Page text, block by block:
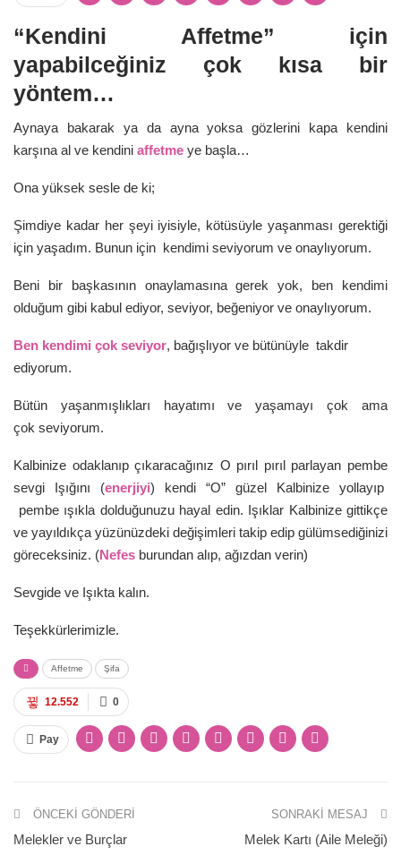
“Kendini Affetme” için
yapabilceğiniz çok kısa bir
yöntem…
Aynaya bakarak ya da ayna yoksa gözlerini kapa kendini
karşına al ve kendini affetme ye başla…
Ona yüksek sesle de ki;
Şimdiye kadar her şeyi iyisiyle, kötüsüyle yaşanması gerektiği
için yaşadım. Bunun için kendimi seviyorum ve onaylıyorum.
Beni bir başkasının onaylamasına gerek yok, ben kendimi
olduğum gibi kabul ediyor, seviyor, beğeniyor ve onaylıyorum.
Ben kendimi çok seviyor, bağışlıyor ve bütünüyle takdir
ediyorum.
Bütün yaşanmışlıkları hayatımı ve yaşamayı çok ama
çok seviyorum.
Kalbinize odaklanıp çıkaracağınız O pırıl pırıl parlayan pembe
sevgi Işığını (enerjiyi) kendi “O” güzel Kalbinize yollayıp
pembe ışıkla dolduğunuzu hayal edin. Işıklar Kalbinize gittikçe
ve yayıldıkça yüzünüzdeki değişimleri takip edip gülümsediğinizi
göreceksiniz. (Nefes burundan alıp, ağızdan verin)
Sevgide ve Işıkta kalın.
Teşekkürlerimizle.
Affetme Şifa
0
12.552
Pay
ÖNCEKI GÖNDERI
Melekler ve Burçlar
SONRAKI MESAJ
Melek Kartı (Aile Meleği)